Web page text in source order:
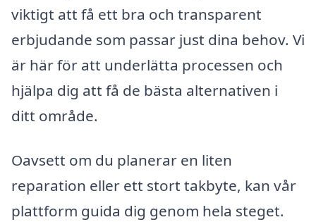
viktigt att få ett bra och transparent
erbjudande som passar just dina behov. Vi
är här för att underlätta processen och
hjälpa dig att få de bästa alternativen i
ditt område.
Oavsett om du planerar en liten
reparation eller ett stort takbyte, kan vår
plattform guida dig genom hela steget.